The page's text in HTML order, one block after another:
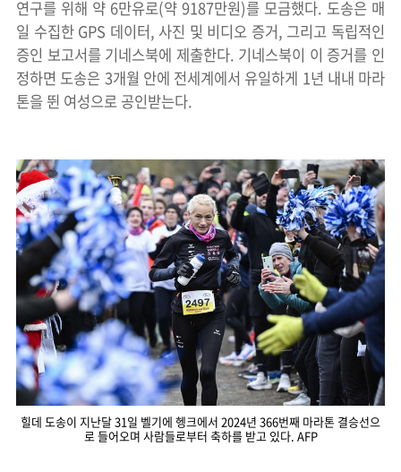
연구를 위해 약 6만유로(약 9187만원)를 모금했다. 도송은 매
일 수집한 GPS 데이터, 사진 및 비디오 증거, 그리고 독립적인
증인 보고서를 기네스북에 제출한다. 기네스북이 이 증거를 인
정하면 도송은 3개월 안에 전세계에서 유일하게 1년 내내 마라
톤을 뛴 여성으로 공인받는다.
힐데 도송이 지난달 31일 벨기에 헹크에서 2024년 366번째 마라톤 결승선으
로 들어오며 사람들로부터 축하를 받고 있다. AFP